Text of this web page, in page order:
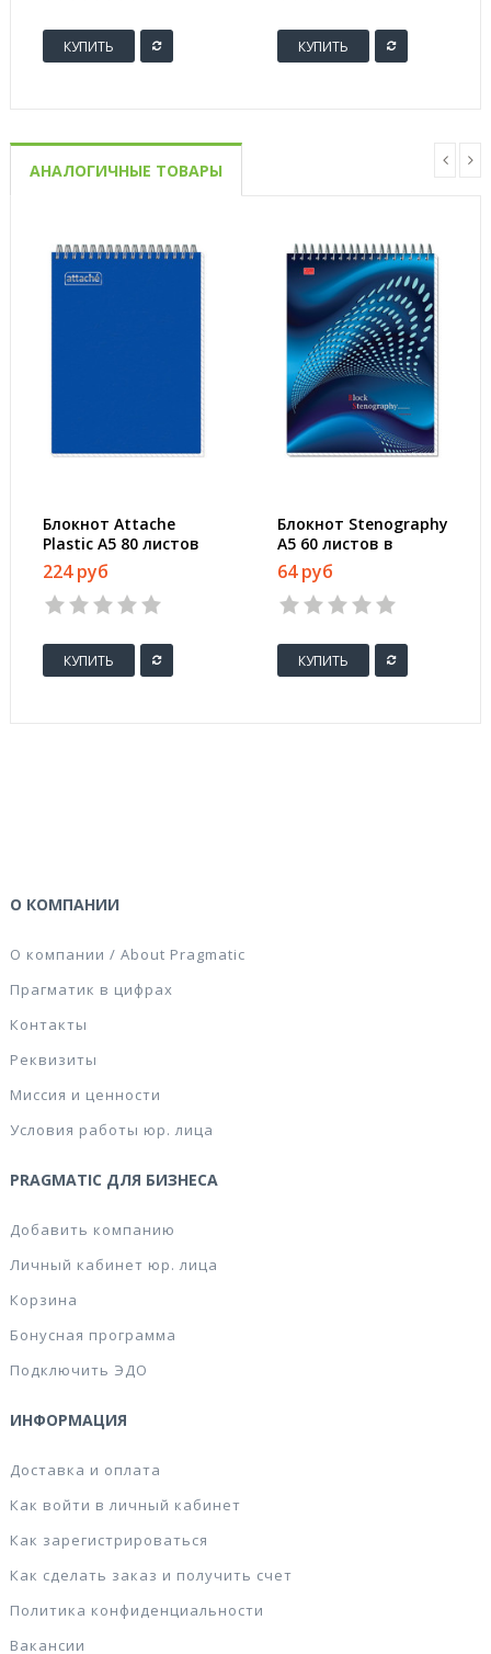
КУПИТЬ КУПИТЬ
АНАЛОГИЧНЫЕ ТОВАРЫ
Блокнот Attache
Plastic А5 80 листов
синий в клетку на
спирали (150x210 мм)
224 руб
КУПИТЬ
Блокнот Stenography
А5 60 листов в
ассортименте в
клетку на спирали
(145х203 мм)
64 руб
КУПИТЬ
О КОМПАНИИ
О компании / About Pragmatic
Прагматик в цифрах
Контакты
Реквизиты
Миссия и ценности
Условия работы юр. лица
PRAGMATIC ДЛЯ БИЗНЕСА
Добавить компанию
Личный кабинет юр. лица
Корзина
Бонусная программа
Подключить ЭДО
ИНФОРМАЦИЯ
Доставка и оплата
Как войти в личный кабинет
Как зарегистрироваться
Как сделать заказ и получить счет
Политика конфиденциальности
Вакансии